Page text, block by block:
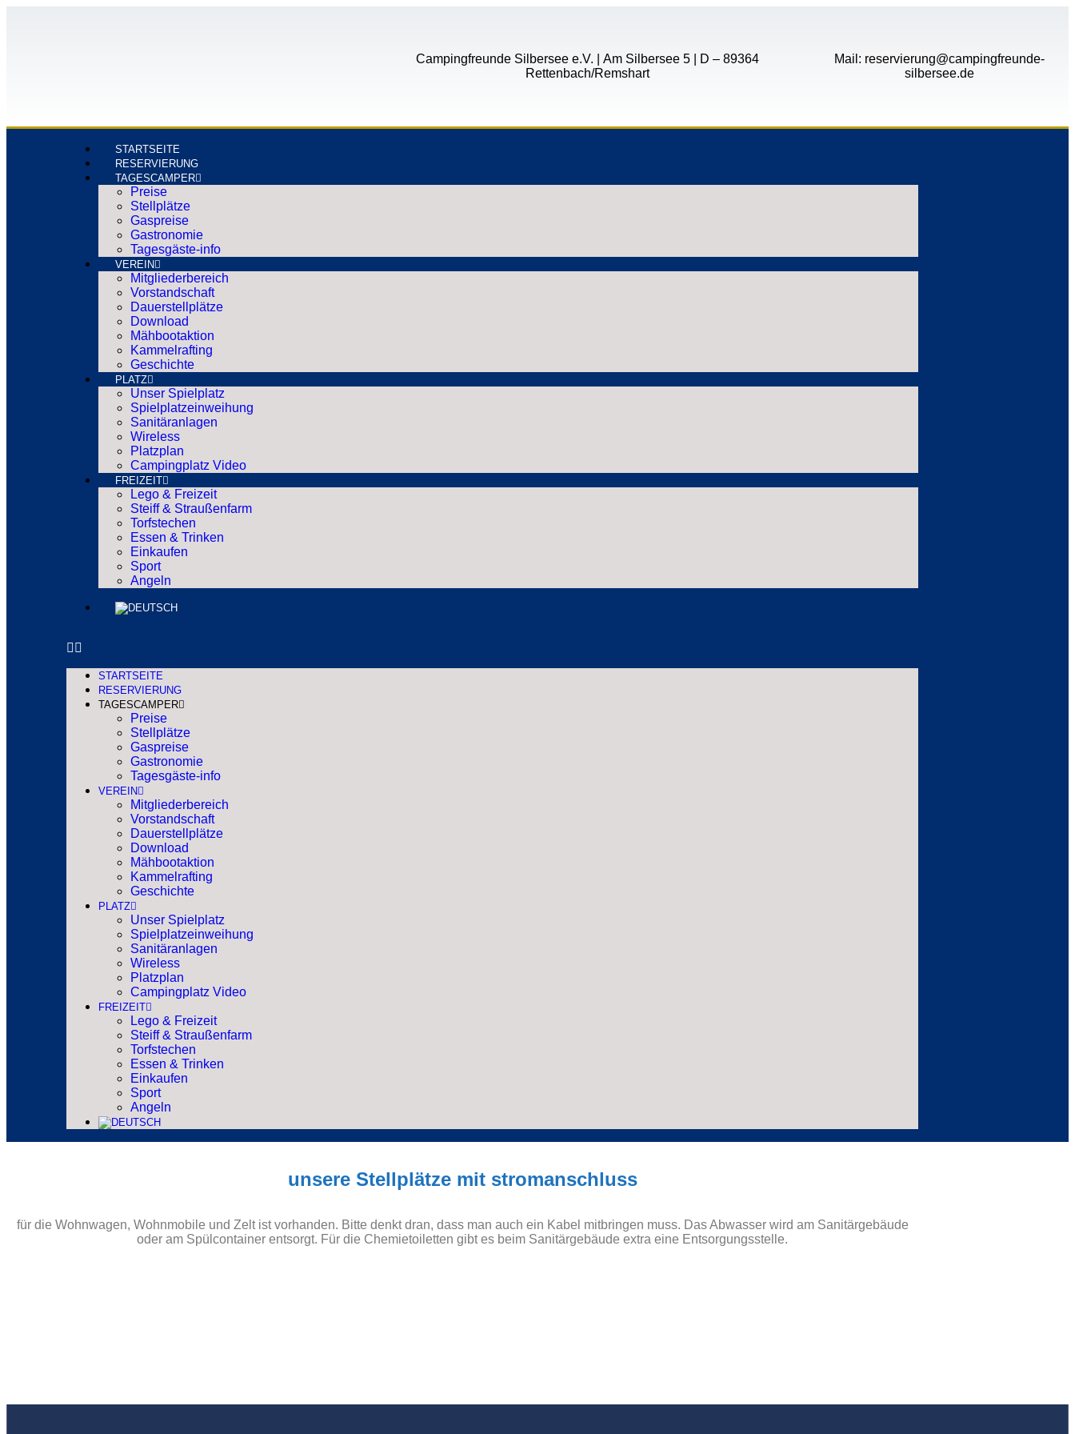
Campingfreunde Silbersee e.V. | Am Silbersee 5 | D – 89364
Rettenbach/Remshart
Mail: reservierung@campingfreunde-
silbersee.de
STARTSEITE
RESERVIERUNG
TAGESCAMPER
Preise
Stellplätze
Gaspreise
Gastronomie
Tagesgäste-info
VEREIN
Mitgliederbereich
Vorstandschaft
Dauerstellplätze
Download
Mähbootaktion
Kammelrafting
Geschichte
PLATZ
Unser Spielplatz
Spielplatzeinweihung
Sanitäranlagen
Wireless
Platzplan
Campingplatz Video
FREIZEIT
Lego & Freizeit
Steiff & Straußenfarm
Torfstechen
Essen & Trinken
Einkaufen
Sport
Angeln
STARTSEITE
RESERVIERUNG
TAGESCAMPER
Preise
Stellplätze
Gaspreise
Gastronomie
Tagesgäste-info
VEREIN
Mitgliederbereich
Vorstandschaft
Dauerstellplätze
Download
Mähbootaktion
Kammelrafting
Geschichte
PLATZ
Unser Spielplatz
Spielplatzeinweihung
Sanitäranlagen
Wireless
Platzplan
Campingplatz Video
FREIZEIT
Lego & Freizeit
Steiff & Straußenfarm
Torfstechen
Essen & Trinken
Einkaufen
Sport
Angeln
unsere Stellplätze mit stromanschluss
für die Wohnwagen, Wohnmobile und Zelt ist vorhanden. Bitte denkt dran, dass man auch ein Kabel mitbringen muss. Das Abwasser wird am Sanitärgebäude
oder am Spülcontainer entsorgt. Für die Chemietoiletten gibt es beim Sanitärgebäude extra eine Entsorgungsstelle.